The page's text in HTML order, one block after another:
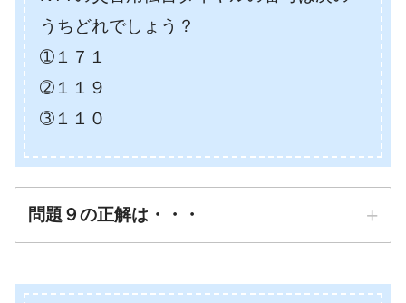
防災先生
うちどれでしょう？
➀１７１
➁１１９
➂１１０
問題９の正解は・・・